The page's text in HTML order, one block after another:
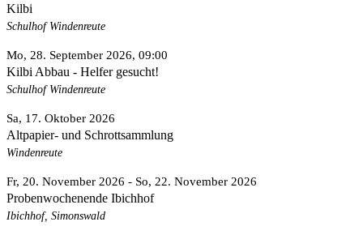
Kilbi
Schulhof Windenreute
Mo, 28. September 2026, 09:00
Kilbi Abbau - Helfer gesucht!
Schulhof Windenreute
Sa, 17. Oktober 2026
Altpapier- und Schrottsammlung
Windenreute
Fr, 20. November 2026 - So, 22. November 2026
Probenwochenende Ibichhof
Ibichhof, Simonswald